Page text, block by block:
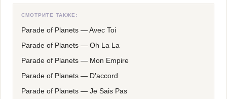
СМОТРИТЕ ТАКЖЕ:
Parade of Planets —Avec Toi
Parade of Planets — Oh La La
Parade of Planets — Mon Empire
Parade of Planets — D'accord
Parade of Planets — Je Sais Pas